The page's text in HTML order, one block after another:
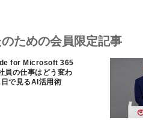
ための会員限定記事
for Microsoft 365
員の仕事はどう変わ
で見るAI活用術